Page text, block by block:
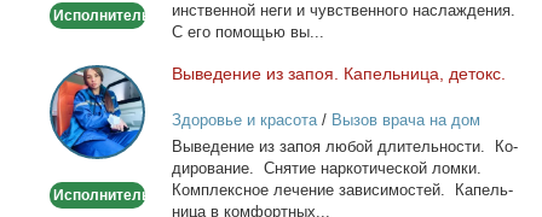
Исполнитель
ин­ствен­ной неги и чув­ствен­но­го на­сла­жде­ния.
С его по­мо­щью вы...
Выведение
из
запоя.
Капельница,
Исполнитель
Вы­ве­де­ние из за­поя. Ка­пель­ни­ца, де­токс.
Здоровье и красота/ Вызов врача на дом
Вы­ве­де­ние из за­поя лю­бой дли­тель­но­сти. Ко­
ди­ро­ва­ние. Сня­тие нар­ко­ти­че­ской лом­ки.
Ком­плекс­ное ле­че­ние за­ви­си­мо­стей. Ка­пель­
ни­ца в ком­форт­ных...